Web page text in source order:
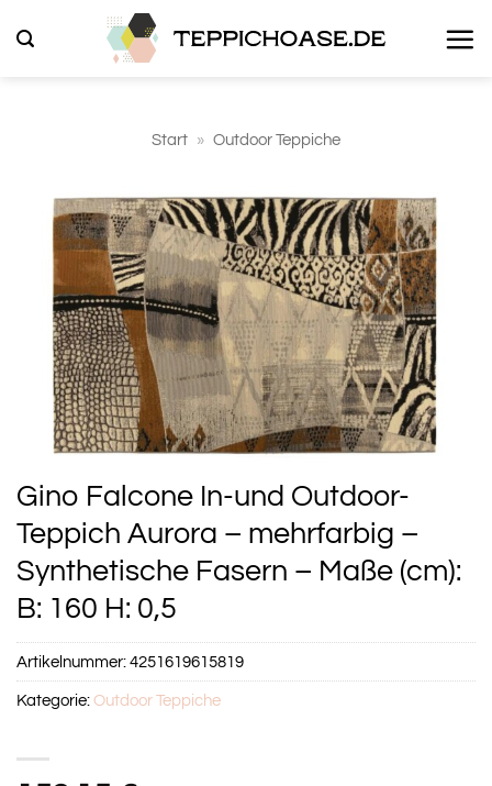
Inhalt
Start » Outdoor Teppiche
Gino Falcone In-und Outdoor-
Teppich Aurora – mehrfarbig –
Synthetische Fasern – Maße (cm):
B: 160 H: 0,5
Artikelnummer:4251619615819
Kategorie:Outdoor Teppiche